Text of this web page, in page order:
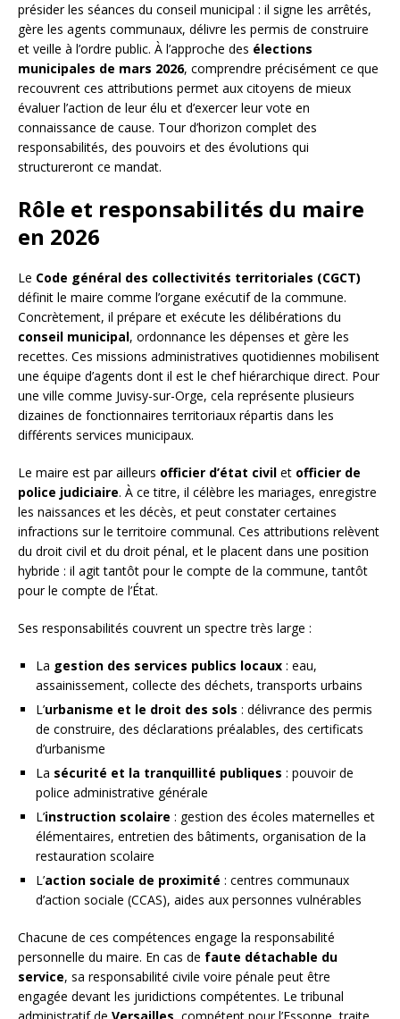
présider les séances du conseil municipal : il signe les arrêtés,
gère les agents communaux, délivre les permis de construire
et veille à l’ordre public. À l’approche des élections
municipales de mars 2026, comprendre précisément ce que
recouvrent ces attributions permet aux citoyens de mieux
évaluer l’action de leur élu et d’exercer leur vote en
connaissance de cause. Tour d’horizon complet des
responsabilités, des pouvoirs et des évolutions qui
structureront ce mandat.
Rôle et responsabilités du maire
en 2026
Le Code général des collectivités territoriales (CGCT)
définit le maire comme l’organe exécutif de la commune.
Concrètement, il prépare et exécute les délibérations du
conseil municipal, ordonnance les dépenses et gère les
recettes. Ces missions administratives quotidiennes mobilisent
une équipe d’agents dont il est le chef hiérarchique direct. Pour
une ville comme Juvisy-sur-Orge, cela représente plusieurs
dizaines de fonctionnaires territoriaux répartis dans les
différents services municipaux.
Le maire est par ailleurs officier d’état civil et officier de
police judiciaire. À ce titre, il célèbre les mariages, enregistre
les naissances et les décès, et peut constater certaines
infractions sur le territoire communal. Ces attributions relèvent
du droit civil et du droit pénal, et le placent dans une position
hybride : il agit tantôt pour le compte de la commune, tantôt
pour le compte de l’État.
Ses responsabilités couvrent un spectre très large :
La gestion des services publics locaux : eau,
assainissement, collecte des déchets, transports urbains
L’urbanisme et le droit des sols : délivrance des permis
de construire, des déclarations préalables, des certificats
d’urbanisme
La sécurité et la tranquillité publiques : pouvoir de
police administrative générale
L’instruction scolaire : gestion des écoles maternelles et
élémentaires, entretien des bâtiments, organisation de la
restauration scolaire
L’action sociale de proximité : centres communaux
d’action sociale (CCAS), aides aux personnes vulnérables
Chacune de ces compétences engage la responsabilité
personnelle du maire. En cas de faute détachable du
service, sa responsabilité civile voire pénale peut être
engagée devant les juridictions compétentes. Le tribunal